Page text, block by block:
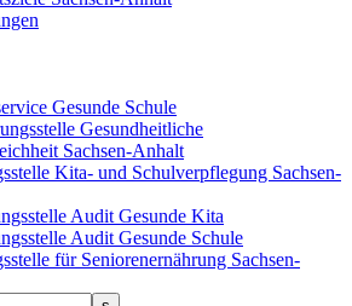
Gesunde Schule
Gesundheitliche
Sachsen-Anhalt
Kita- und Schulverpflegung Sachsen-
Audit Gesunde Kita
Audit Gesunde Schule
für Seniorenernährung Sachsen-